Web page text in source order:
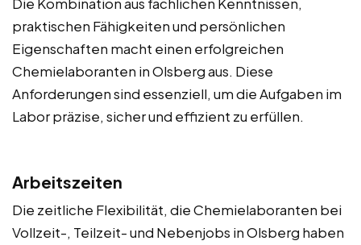
praktischen Fähigkeiten und persönlichen
Eigenschaften macht einen erfolgreichen
Chemielaboranten in Olsberg aus. Diese
Anforderungen sind essenziell, um die Aufgaben im
Labor präzise, sicher und effizient zu erfüllen.
Arbeitszeiten
Die zeitliche Flexibilität, die Chemielaboranten bei
Vollzeit-, Teilzeit- und Nebenjobs in Olsberg haben